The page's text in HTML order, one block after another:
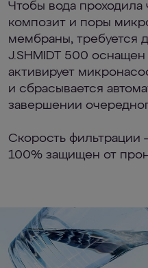
Чтобы вода проходила
композит и поры
мембраны, требуется
J.SHMIDT 500
активирует
и сбрасывается
завершении
Скорость
100% защищен от